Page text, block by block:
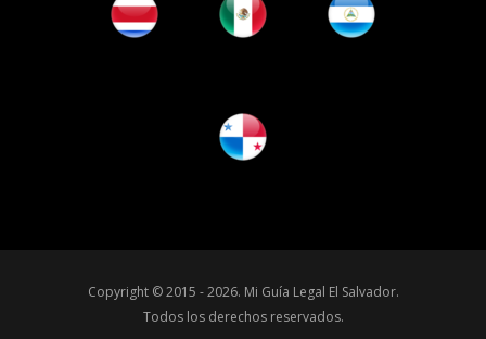
Copyright © 2015 - 2026. Mi Guía Legal El Salvador.
Todos los derechos reservados.